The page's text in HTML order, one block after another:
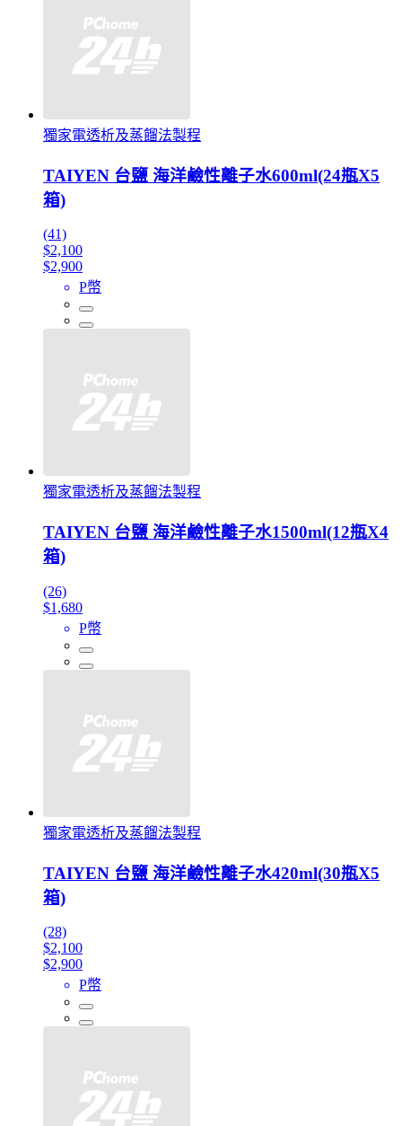
獨家電透析及蒸餾法製程
TAIYEN 台鹽 海洋鹼性離子水600ml(24瓶X5
箱)
(41)
$2,100
$2,900
P幣
獨家電透析及蒸餾法製程
TAIYEN 台鹽 海洋鹼性離子水1500ml(12瓶X4
箱)
(26)
$1,680
P幣
獨家電透析及蒸餾法製程
TAIYEN 台鹽 海洋鹼性離子水420ml(30瓶X5
箱)
(28)
$2,100
$2,900
P幣